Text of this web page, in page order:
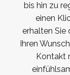
bis hin zu
einen
erhalten Sie
Ihren
Kontakt